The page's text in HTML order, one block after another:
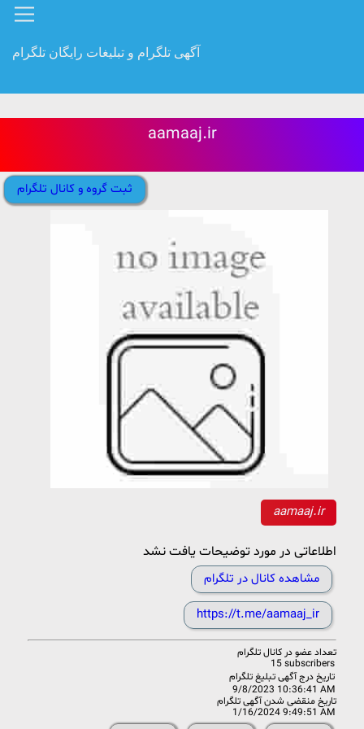
آگهی تلگرام و تبلیغات رایگان تلگرام
aamaaj.ir
ثبت گروه و کانال تلگرام
aamaaj.ir
اطلاعاتی در مورد توضیحات یافت نشد
مشاهده کانال در تلگرام
https://t.me/aamaaj_ir
تعداد عضو در کانال تلگرام
15 subscribers
تاریخ درج آگهی تبلیغ تلگرام
9/8/2023 10:36:41 AM
تاریخ منقضی شدن آگهی تلگرام
1/16/2024 9:49:51 AM